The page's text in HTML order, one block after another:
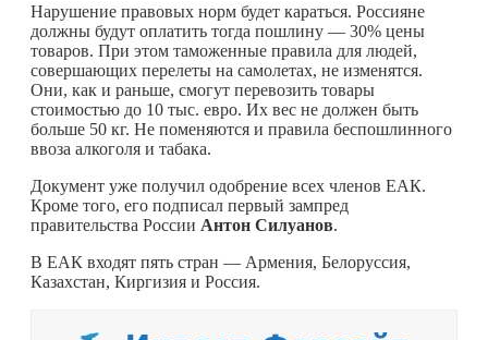
Нарушение правовых норм будет караться. Россияне
должны будут оплатить тогда пошлину — 30% цены
товаров. При этом таможенные правила для людей,
совершающих перелеты на самолетах, не изменятся.
Они, как и раньше, смогут перевозить товары
стоимостью до 10 тыс. евро. Их вес не должен быть
больше 50 кг. Не поменяются и правила беспошлинного
ввоза алкоголя и табака.
Документ уже получил одобрение всех членов ЕАК.
Кроме того, его подписал первый зампред
правительства России Антон Силуанов.
В ЕАК входят пять стран — Армения, Белоруссия,
Казахстан, Киргизия и Россия.